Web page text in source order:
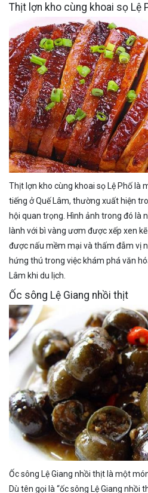
Thịt lợn kho cùng khoai sọ Lệ
Thịt lợn kho cùng khoai sọ Lệ Phố là
tiếng ở Quế Lâm, thường xuất hiện
hội quan trọng. Hình ảnh trong đó là
lành với bì vàng ươm được xếp xen
được nấu mềm mại và thấm đẫm vị
hứng thú trong việc khám phá văn
Lâm khi du lịch.
Ốc sông Lệ Giang nhồi thịt
Ốc sông Lệ Giang nhồi thịt là một
Dù tên gọi là “ốc sông Lệ Giang nhồi